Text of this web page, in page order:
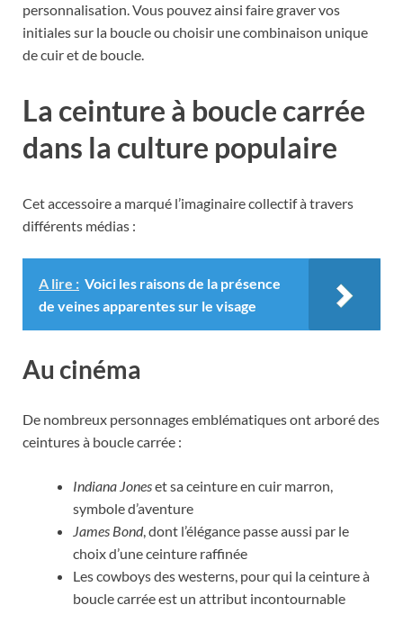
personnalisation. Vous pouvez ainsi faire graver vos
initiales sur la boucle ou choisir une combinaison unique
de cuir et de boucle.
La ceinture à boucle carrée
dans la culture populaire
Cet accessoire a marqué l’imaginaire collectif à travers
différents médias :
A lire : Voici les raisons de la présence
de veines apparentes sur le visage
Au cinéma
De nombreux personnages emblématiques ont arboré des
ceintures à boucle carrée :
Indiana Joneset sa ceinture en cuir marron,
symbole d’aventure
James Bond, dont l’élégance passe aussi par le
choix d’une ceinture raffinée
Les cowboys des westerns, pour qui la ceinture à
boucle carrée est un attribut incontournable